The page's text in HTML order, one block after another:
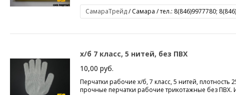
СамараТрейд/ Самара / тел.: 8(846)9977780;
х/б 7 класс, 5 нитей, без ПВХ
10,00 руб.
Перчатки рабочие х/б, 7 класс, 5 нитей, плотность
прочные перчатки рабочие трикотажные без ПВХ.